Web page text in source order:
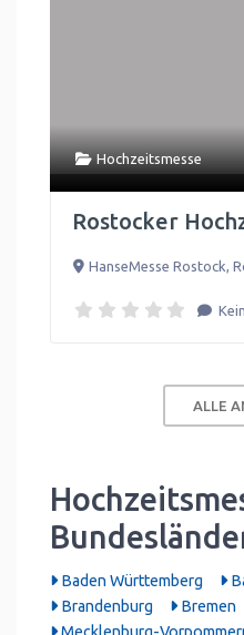
Hochzeitsmesse
Rostocker
HanseMesse Rostock,
ALLE
Baden Württemberg
Brandenburg
Bremen